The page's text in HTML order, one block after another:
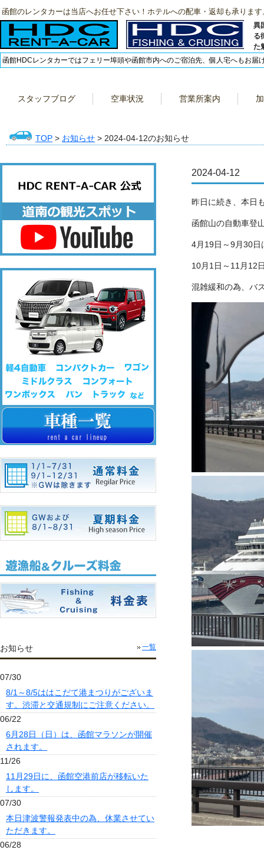
函館のレンタカーは当店へお任せ下さい！ホテルへの配車・返却も承ります
異
る
た
函館HDCレンタカーではフェリー埠頭や函館市内へのご宿泊先、個人宅へもお届
スタッフブログ 空車状況 営業所案内
TOP > お知らせ > 2024-04-12のお知らせ
2024-04-12
昨日に続き、本日
函館山の自動車登
4月19日～9月30日
10月1日～11月12
混雑緩和の為、バ
お知らせ 一覧
07/30
8/1～8/5ははこだて港まつりがございま
す。渋滞と交通規制にご注意ください。
06/22
6月28日（日）は、函館マラソンが開催
されます。
11/26
11月29日に、函館空港前店が移転いた
します。
07/30
本日津波警報発表中の為、休業させてい
ただきます。
06/28